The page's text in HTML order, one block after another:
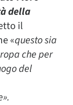
della
il
«questo sia
che per
del